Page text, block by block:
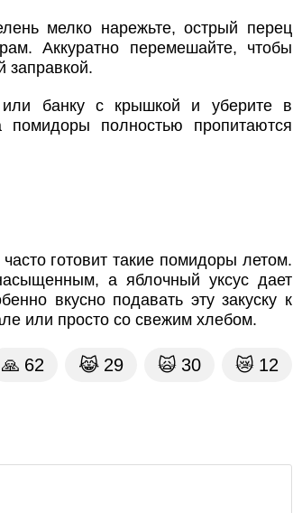
мелко нарежьте, острый перец
Аккуратно перемешайте, чтобы
заправкой.
или банку с крышкой и уберите в
полностью пропитаются
готовит такие помидоры летом.
а яблочный уксус дает
вкусно подавать эту закуску к
или просто со свежим хлебом.
🙏 62 😹 29 🙀 30 😿 12